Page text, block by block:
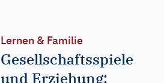
Lernen & Familie
Gesellschaftsspiele
und Erziehung: